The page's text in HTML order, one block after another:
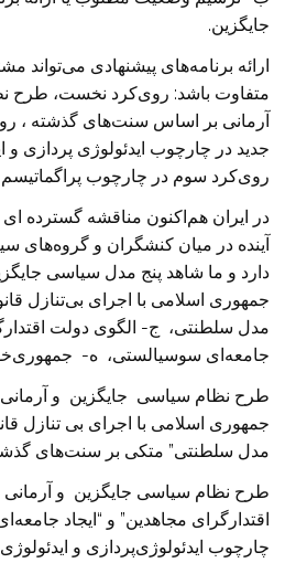
جایگزین.
ارائه برنامه‌های پیشنهادی می‌تواند
متفاوت باشد: روی‌کرد نخست، طرح
آرمانی بر اساس سنت‌های گذشته ،
جدید در چارچوب ایدئولوژی پردازی و
روی‌کرد سوم در چارچوب
در ایران هم‌اکنون مناقشه گسترده
آینده در میان کنشگران و گروه‌های
دارد و ما شاهد پنج مدل سیاسی
جمهوری اسلامی با اجرای بی‌تنازل
مدل سلطنتی، ج- الگوی دولت
جامعه‌ای سوسیالستی، ه-
طرح نظام سیاسی جایگزین و آرمانی
جمهوری اسلامی با اجرای بی تنازل
مدل سلطنتی” متکی بر سنت‌های
طرح نظام سیاسی جایگزین و آرمانی
اقتدارگرای مجاهدین” و “ایجاد
چارچوب ایدئولوژی‌پردازی و